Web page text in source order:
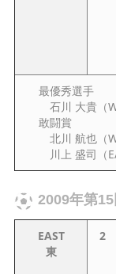
最優秀選手
石川 大貴（
敢闘賞
北川 航也（
川上 盛司（
2009年第
EAST
東
2